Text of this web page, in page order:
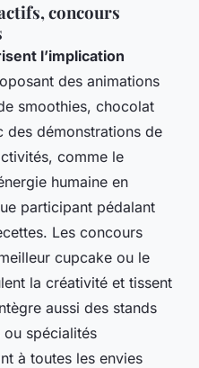
concours
l’implication
des animations
smoothies, chocolat
démonstrations de
comme le
humaine en
participant pédalant
Les concours
cupcake ou le
la créativité et tissent
aussi des stands
spécialités
à toutes les envies